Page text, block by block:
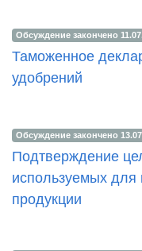
Обсуждение закончено
Таможенное
удобрений
Обсуждение закончено
Подтверждение
используемых для
продукции